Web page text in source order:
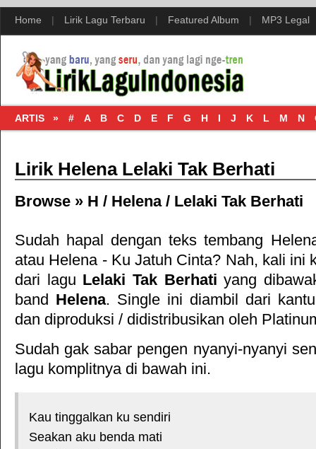
Home | Lirik Lagu Terbaru | Featured Album | MP3 Legal
ARTIS » # A B C D E F G H I J K L M N
Lirik Helena Lelaki Tak Berhati
Browse » H / Helena/ Lelaki Tak Berhati
Sudah hapal dengan teks tembang
atau Helena - Ku Jatuh Cinta? Nah, kali ini
dari lagu Lelaki Tak Berhati yang
band Helena. Single ini diambil dari
dan diproduksi / didistribusikan oleh
Sudah gak sabar pengen nyanyi-nyanyi
lagu komplitnya di bawah ini.
Kau tinggalkan ku sendiri
Seakan aku benda mati